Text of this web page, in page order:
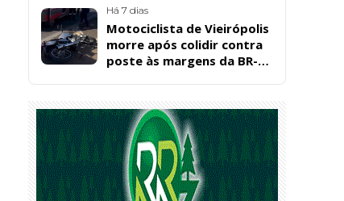
Há 7 dias
Motociclista de Vieirópolis
morre após colidir contra
poste às margens da BR-